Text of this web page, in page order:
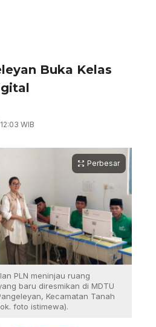
Buka Kelas
WIB
Perbesar
PLN meninjau ruang
baru diresmikan di MDTU
Kecamatan Tanah
foto istimewa).